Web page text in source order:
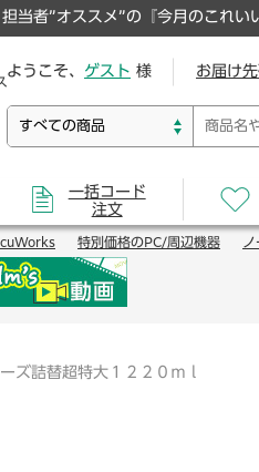
当者”オススメ”の『今月のこれい
ようこそ、 ゲスト 様 お届け
一括コード
注文
特別価格のPC/周辺機器 ノ
ズ詰替超特大１２２０ｍｌ